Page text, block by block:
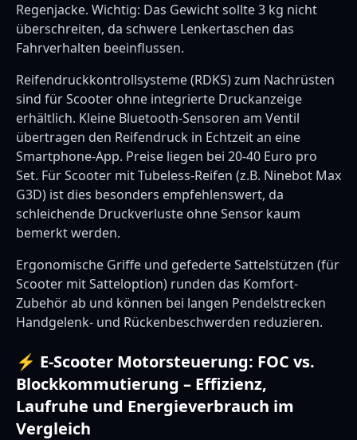
Regenjacke. Wichtig: Das Gewicht sollte 3 kg nicht
überschreiten, da schwere Lenkertaschen das
Fahrverhalten beeinflussen.
Reifendruckkontrollsysteme (RDKS) zum Nachrüsten
sind für Scooter ohne integrierte Druckanzeige
erhältlich. Kleine Bluetooth-Sensoren am Ventil
übertragen den Reifendruck in Echtzeit an eine
Smartphone-App. Preise liegen bei 20-40 Euro pro
Set. Für Scooter mit Tubeless-Reifen (z.B. Ninebot Max
G3D) ist dies besonders empfehlenswert, da
schleichende Druckverluste ohne Sensor kaum
bemerkt werden.
Ergonomische Griffe und gefederte Sattelstützen (für
Scooter mit Satteloption) runden das Komfort-
Zubehör ab und können bei langen Pendelstrecken
Handgelenk- und Rückenbeschwerden reduzieren.
⚡ E-Scooter Motorsteuerung: FOC vs.
Blockkommutierung – Effizienz,
Laufruhe und Energieverbrauch im
Vergleich